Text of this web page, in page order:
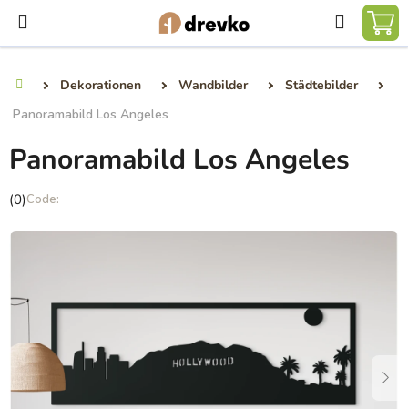
Inhalt
springen
Suchen
Dekorationen Wandbilder
Städtebilder
Panoramabild Los Angeles
Panoramabild Los Angeles
Die
Produktbewertung
5
(0)